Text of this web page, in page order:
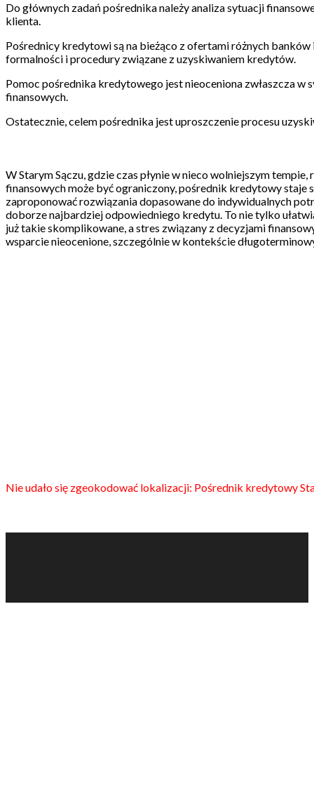
Do głównych zadań pośrednika należy analiza sytuacji
klienta.
Pośrednicy kredytowi są na bieżąco z ofertami różnych
formalności i procedury związane z uzyskiwaniem kredytów.
Pomoc pośrednika kredytowego jest nieoceniona zwłaszcza
finansowych.
Ostatecznie, celem pośrednika jest uproszczenie procesu
W Starym Sączu, gdzie czas płynie w nieco wolniejszym
finansowych może być ograniczony, pośrednik kredytowy
zaproponować rozwiązania dopasowane do indywidualnych
doborze najbardziej odpowiedniego kredytu. To nie tylko
już takie skomplikowane, a stres związany z decyzjami
wsparcie nieocenione, szczególnie w kontekście
Nie udało się zgeokodować lokalizacji: Pośrednik kredytowy